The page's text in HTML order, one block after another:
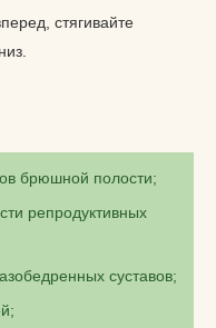
стягивайте
брюшной полости;
репродуктивных
суставов;